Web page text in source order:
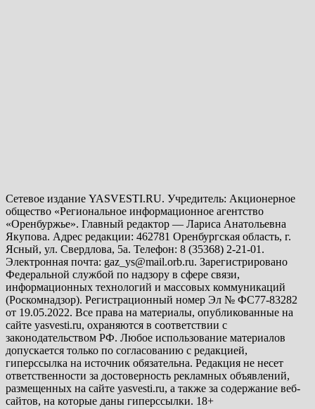
Сетевое издание YASVESTI.RU. Учредитель: Акционерное
общество «Региональное информационное агентство
«Оренбуржье». Главный редактор — Лариса Анатольевна
Якупова. Адрес редакции: 462781 Оренбургская область, г.
Ясный, ул. Свердлова, 5а. Телефон: 8 (35368) 2-21-01.
Электронная почта: gaz_ys@mail.orb.ru. Зарегистрировано
Федеральной службой по надзору в сфере связи,
информационных технологий и массовых коммуникаций
(Роскомнадзор). Регистрационный номер Эл № ФС77-83282
от 19.05.2022. Все права на материалы, опубликованные на
сайте yasvesti.ru, охраняются в соответствии с
законодательством РФ. Любое использование материалов
допускается только по согласованию с редакцией,
гиперссылка на источник обязательна. Редакция не несет
ответственности за достоверность рекламных объявлений,
размещенных на сайте yasvesti.ru, а также за содержание веб-
сайтов, на которые даны гиперссылки. 18+